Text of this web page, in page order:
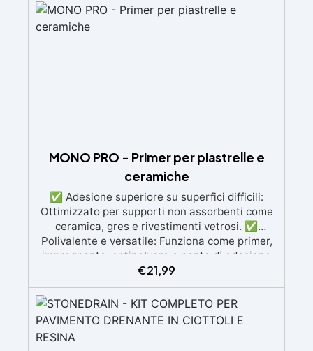
NCS su richiesta, con una finitura traspirante e
resistente. ✅ Facile applicazione e
manutenzione: Monocomponente, si applica
MONO PRO - Primer per piastrelle e
ceramiche
✅ Adesione superiore su superfici difficili:
Ottimizzato per supporti non assorbenti come
ceramica, gres e rivestimenti vetrosi. ✅
Polivalente e versatile: Funziona come primer,
impregnante, antipolvere e ponte di adesione
per superfici minerali e calcestruzzo. ✅
Penetrazione profonda e consolidamento:
Garantisce un'adesione uniforme e duratura,
riducendo porosità e migliorando la resistenza
del supporto. ✅ Compatibilità universale:
Sovraverniciabile con qualsiasi sistema
€21,99